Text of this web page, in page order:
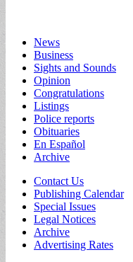
Main
menu
Skip
content
News
Business
Sights and Sounds
Opinion
Congratulations
Listings
Police reports
Obituaries
En Español
Archive
Sub
menu
Contact Us
Publishing Calendar
Special Issues
Legal Notices
Archive
Advertising Rates